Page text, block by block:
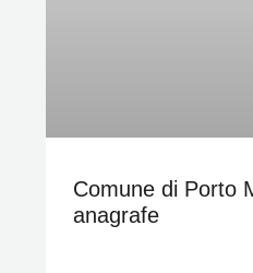
Comune di Porto
anagrafe